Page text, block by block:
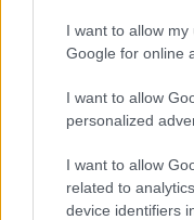
I want to allow
Google for online
I want to allow
personalized
I want to allow
related to
device identifiers
Kovács
Kahler
Vérbírák